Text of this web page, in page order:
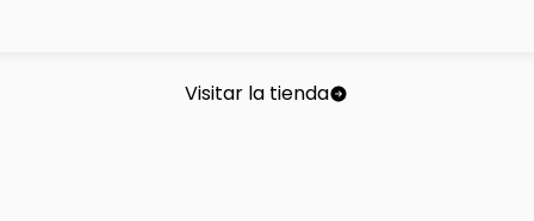
Visitar la tienda